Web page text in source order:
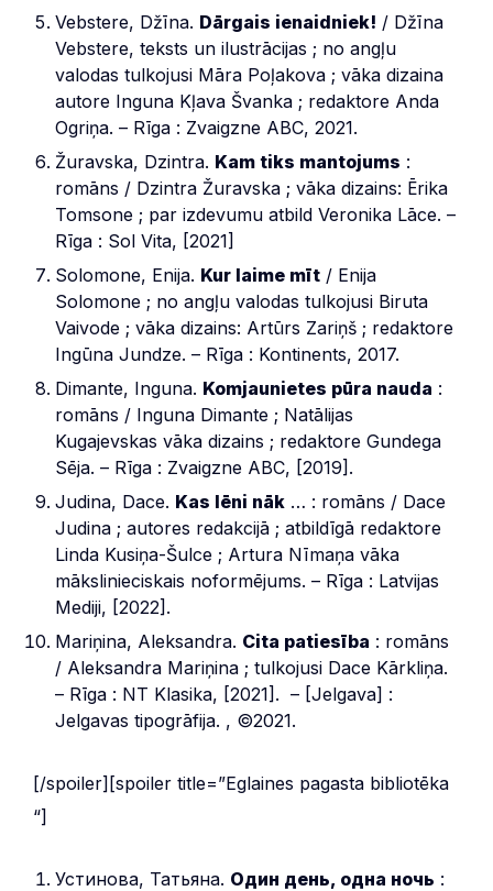
Vebstere, Džīna. Dārgais ienaidniek! / Džīna
Vebstere, teksts un ilustrācijas ; no angļu
valodas tulkojusi Māra Poļakova ; vāka dizaina
autore Inguna Kļava Švanka ; redaktore Anda
Ogriņa. – Rīga : Zvaigzne ABC, 2021.
Žuravska, Dzintra. Kam tiks mantojums :
romāns / Dzintra Žuravska ; vāka dizains: Ērika
Tomsone ; par izdevumu atbild Veronika Lāce. –
Rīga : Sol Vita, [2021]
Solomone, Enija. Kur laime mīt / Enija
Solomone ; no angļu valodas tulkojusi Biruta
Vaivode ; vāka dizains: Artūrs Zariņš ; redaktore
Ingūna Jundze. – Rīga : Kontinents, 2017.
Dimante, Inguna. Komjaunietes pūra nauda :
romāns / Inguna Dimante ; Natālijas
Kugajevskas vāka dizains ; redaktore Gundega
Sēja. – Rīga : Zvaigzne ABC, [2019].
Judina, Dace. Kas lēni nāk … : romāns / Dace
Judina ; autores redakcijā ; atbildīgā redaktore
Linda Kusiņa-Šulce ; Artura Nīmaņa vāka
mākslinieciskais noformējums. – Rīga : Latvijas
Mediji, [2022].
Mariņina, Aleksandra. Cita patiesība : romāns
/ Aleksandra Mariņina ; tulkojusi Dace Kārkliņa.
– Rīga : NT Klasika, [2021]. – [Jelgava] :
Jelgavas tipogrāfija. , ©2021.
[/spoiler][spoiler title=”Eglaines pagasta bibliotēka
“]
Устинова, Татьяна. Один день, одна ночь :